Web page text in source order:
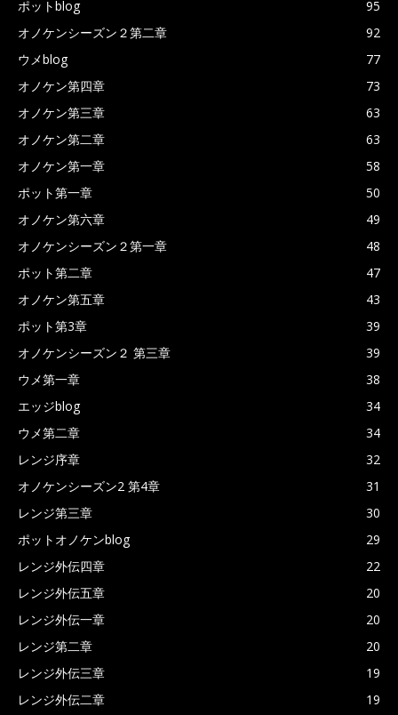
ポットblog
95
オノケンシーズン２第二章
92
ウメblog
77
オノケン第四章
73
オノケン第三章
63
オノケン第二章
63
オノケン第一章
58
ポット第一章
50
オノケン第六章
49
オノケンシーズン２第一章
48
ポット第二章
47
オノケン第五章
43
ポット第3章
39
オノケンシーズン２ 第三章
39
ウメ第一章
38
エッジblog
34
ウメ第二章
34
レンジ序章
32
オノケンシーズン2 第4章
31
レンジ第三章
30
ポットオノケンblog
29
レンジ外伝四章
22
レンジ外伝五章
20
レンジ外伝一章
20
レンジ第二章
20
レンジ外伝三章
19
レンジ外伝二章
19